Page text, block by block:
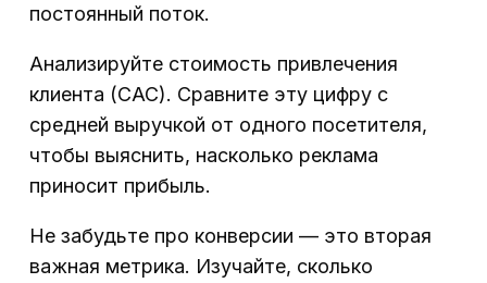
постоянный поток.
Анализируйте стоимость привлечения
клиента (CAC). Сравните эту цифру с
средней выручкой от одного посетителя,
чтобы выяснить, насколько реклама
приносит прибыль.
Не забудьте про конверсии — это вторая
важная метрика. Изучайте, сколько